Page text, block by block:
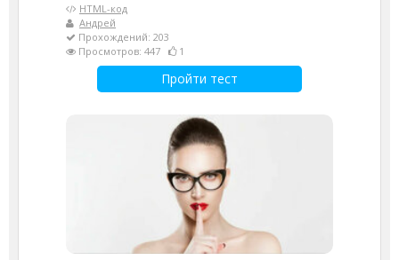
HTML-код
Андрей
Прохождений: 203
Просмотров: 447
1
Пройти тест